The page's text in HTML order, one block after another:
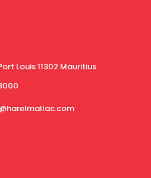
Louis 11302 Mauritius